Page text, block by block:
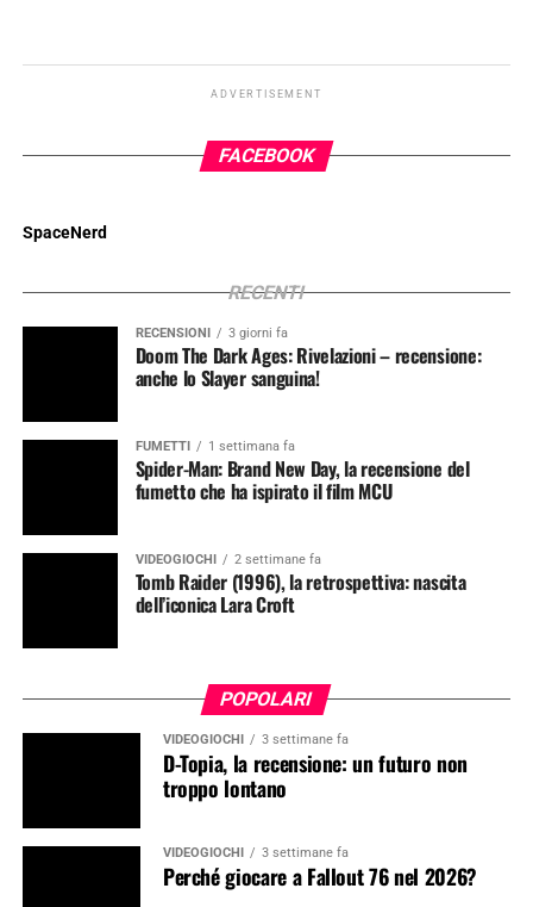
ADVERTISEMENT
FACEBOOK
SpaceNerd
RECENTI
RECENSIONI 3 giorni fa
Doom The Dark Ages: Rivelazioni – recensione:
anche lo Slayer sanguina!
FUMETTI 1 settimana fa
Spider-Man: Brand New Day, la recensione del
fumetto che ha ispirato il film MCU
VIDEOGIOCHI 2 settimane fa
Tomb Raider (1996), la retrospettiva: nascita
dell’iconica Lara Croft
POPOLARI
VIDEOGIOCHI 3 settimane fa
D-Topia, la recensione: un futuro non
troppo lontano
VIDEOGIOCHI 3 settimane fa
Perché giocare a Fallout 76 nel 2026?